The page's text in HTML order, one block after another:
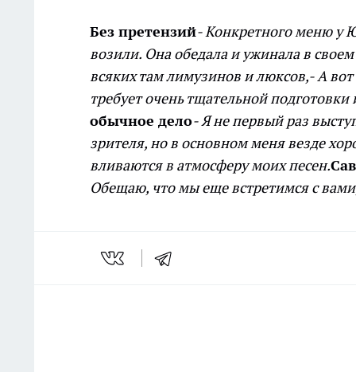
Без претензий- Конкретного меню у
возили. Она обедала и ужинала в
всяких там лимузинов и люксов,- А
требует очень тщательной
обычное дело- Я не первый раз
зрителя, но в основном меня везде
вливаются в атмосферу моих песен.
Обещаю, что мы еще встретимся с